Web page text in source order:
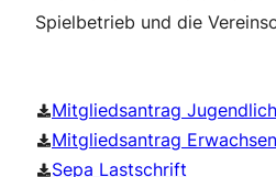
Spielbetrieb und die
Mitgliedsantrag
Mitgliedsantrag
Sepa Lastschrift